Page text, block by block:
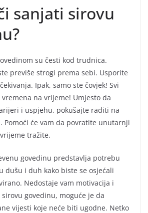
sanjati sirovu
su česti kod trudnica.
previše strogi prema sebi. Usporite
Ipak, samo ste čovjek! Svi
na vrijeme! Umjesto da
i uspjehu, pokušajte raditi na
Pomoći će vam da povratite unutarnji
tražite.
govedinu predstavlja potrebu
dušu i duh kako biste se osjećali
Nedostaje vam motivacija i
govedinu, moguće je da
vijesti koje neće biti ugodne. Netko